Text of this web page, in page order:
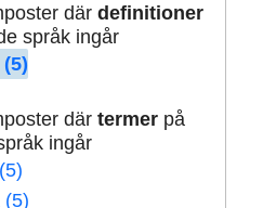
där definitioner
språk ingår
där termerpå
ingår
(5)